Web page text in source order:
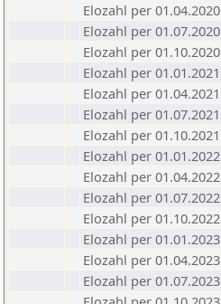
Elozahl per 01.04.2020
Elozahl per 01.07.2020
Elozahl per 01.10.2020
Elozahl per 01.01.2021
Elozahl per 01.04.2021
Elozahl per 01.07.2021
Elozahl per 01.10.2021
Elozahl per 01.01.2022
Elozahl per 01.04.2022
Elozahl per 01.07.2022
Elozahl per 01.10.2022
Elozahl per 01.01.2023
Elozahl per 01.04.2023
Elozahl per 01.07.2023